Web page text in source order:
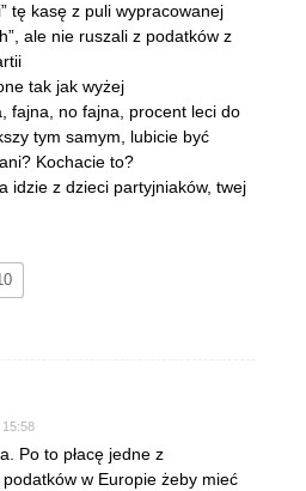
tę kasę z puli wypracowanej
ale nie ruszali z podatków z
tak jak wyżej
fajna, no fajna, procent leci do
tym samym, lubicie być
Kochacie to?
idzie z dzieci partyjniaków, twej
Po to płacę jedne z
w Europie żeby mieć